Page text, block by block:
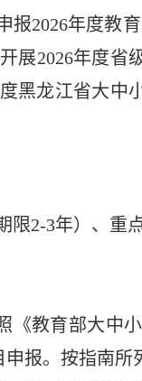
报2026年度教
展2026年度
黑龙江省大
限2-3年）、重
《教育部大中
申报。按指南